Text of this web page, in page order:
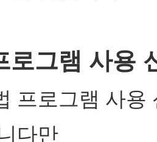
그램 사용
프로그램 사
다만